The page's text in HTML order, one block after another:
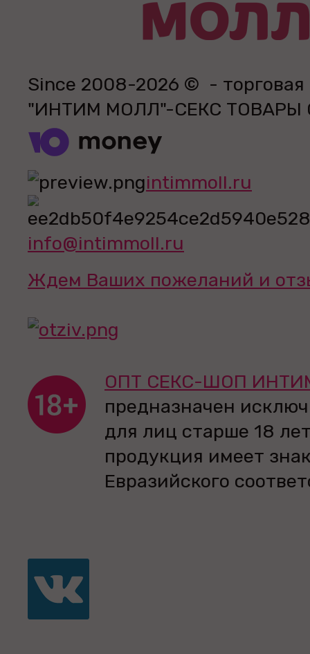
Since 2008-2026 © - торговая
"ИНТИМ МОЛЛ"-СЕКС
intimmoll.ru
info@intimmoll.ru
Ждем Ваших пожеланий и
ОПТ СЕКС-ШОП
предназначен
для лиц старше 18
продукция имеет
Евразийского